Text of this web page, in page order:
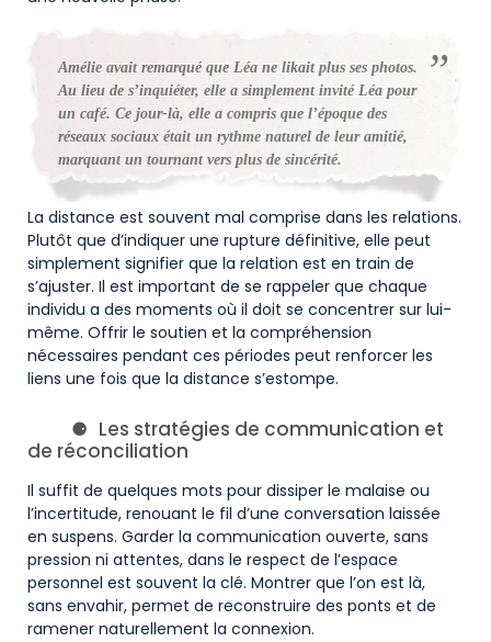
Amélie avait remarqué que Léa ne likait plus ses photos.
Au lieu de s’inquiéter, elle a simplement invité Léa pour
un café. Ce jour-là, elle a compris que l’époque des
réseaux sociaux était un rythme naturel de leur amitié,
marquant un tournant vers plus de sincérité.
La distance est souvent mal comprise dans les relations.
Plutôt que d’indiquer une rupture définitive, elle peut
simplement signifier que la relation est en train de
s’ajuster. Il est important de se rappeler que chaque
individu a des moments où il doit se concentrer sur lui-
même. Offrir le soutien et la compréhension
nécessaires pendant ces périodes peut renforcer les
liens une fois que la distance s’estompe.
Les stratégies de communication et
de réconciliation
Il suffit de quelques mots pour dissiper le malaise ou
l’incertitude, renouant le fil d’une conversation laissée
en suspens. Garder la communication ouverte, sans
pression ni attentes, dans le respect de l’espace
personnel est souvent la clé. Montrer que l’on est là,
sans envahir, permet de reconstruire des ponts et de
ramener naturellement la connexion.